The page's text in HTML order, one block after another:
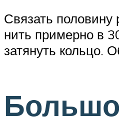
Связать половину
нить примерно в
затянуть кольцо.